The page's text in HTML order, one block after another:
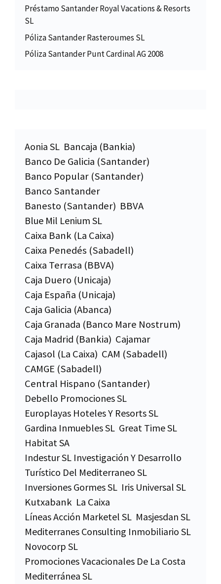
Préstamo Santander Royal Vacations & Resorts
SL
Póliza Santander Rasteroumes SL
Póliza Santander Punt Cardinal AG 2008
Aonia SL Bancaja (Bankia)
Banco De Galicia (Santander)
Banco Popular (Santander)
Banco Santander
Banesto (Santander) BBVA
Blue Mil Lenium SL
Caixa Bank (La Caixa)
Caixa Penedés (Sabadell)
Caixa Terrasa (BBVA)
Caja Duero (Unicaja)
Caja España (Unicaja)
Caja Galicia (Abanca)
Caja Granada (Banco Mare Nostrum)
Caja Madrid (Bankia) Cajamar
Cajasol (La Caixa) CAM (Sabadell)
CAMGE (Sabadell)
Central Hispano (Santander)
Debello Promociones SL
Europlayas Hoteles Y Resorts SL
Gardina Inmuebles SL Great Time SL
Habitat SA
Indestur SL Investigación Y Desarrollo
Turístico Del Mediterraneo SL
Inversiones Gormes SL Iris Universal SL
Kutxabank La Caixa
Líneas Acción Marketel SL Masjesdan SL
Mediterranes Consulting Inmobiliario SL
Novocorp SL
Promociones Vacacionales De La Costa
Mediterránea SL